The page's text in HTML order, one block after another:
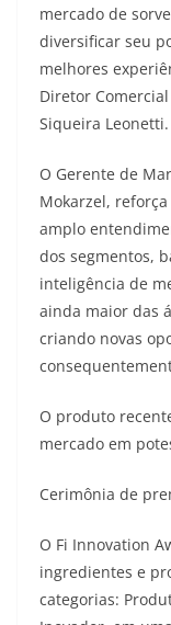
mercado de
diversificar seu
melhores
Diretor
Siqueira Leonetti.
O Gerente de
Mokarzel,
amplo
dos segmentos,
inteligência de
ainda maior das
criando novas
O produto
mercado em
Cerimônia de
O Fi Innovation
ingredientes e
categorias: